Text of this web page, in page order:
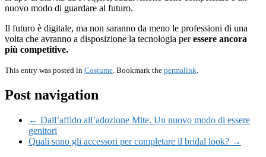
nuovo modo di guardare al futuro.
Il futuro è digitale, ma non saranno da meno le professioni di una
volta che avranno a disposizione la tecnologia peressere ancora
più competitive.
This entry was posted in Costume. Bookmark the permalink.
Post navigation
← Dall’affido all’adozione Mite. Un nuovo modo di essere
genitori
Quali sono gli accessori per completare il bridal look? →